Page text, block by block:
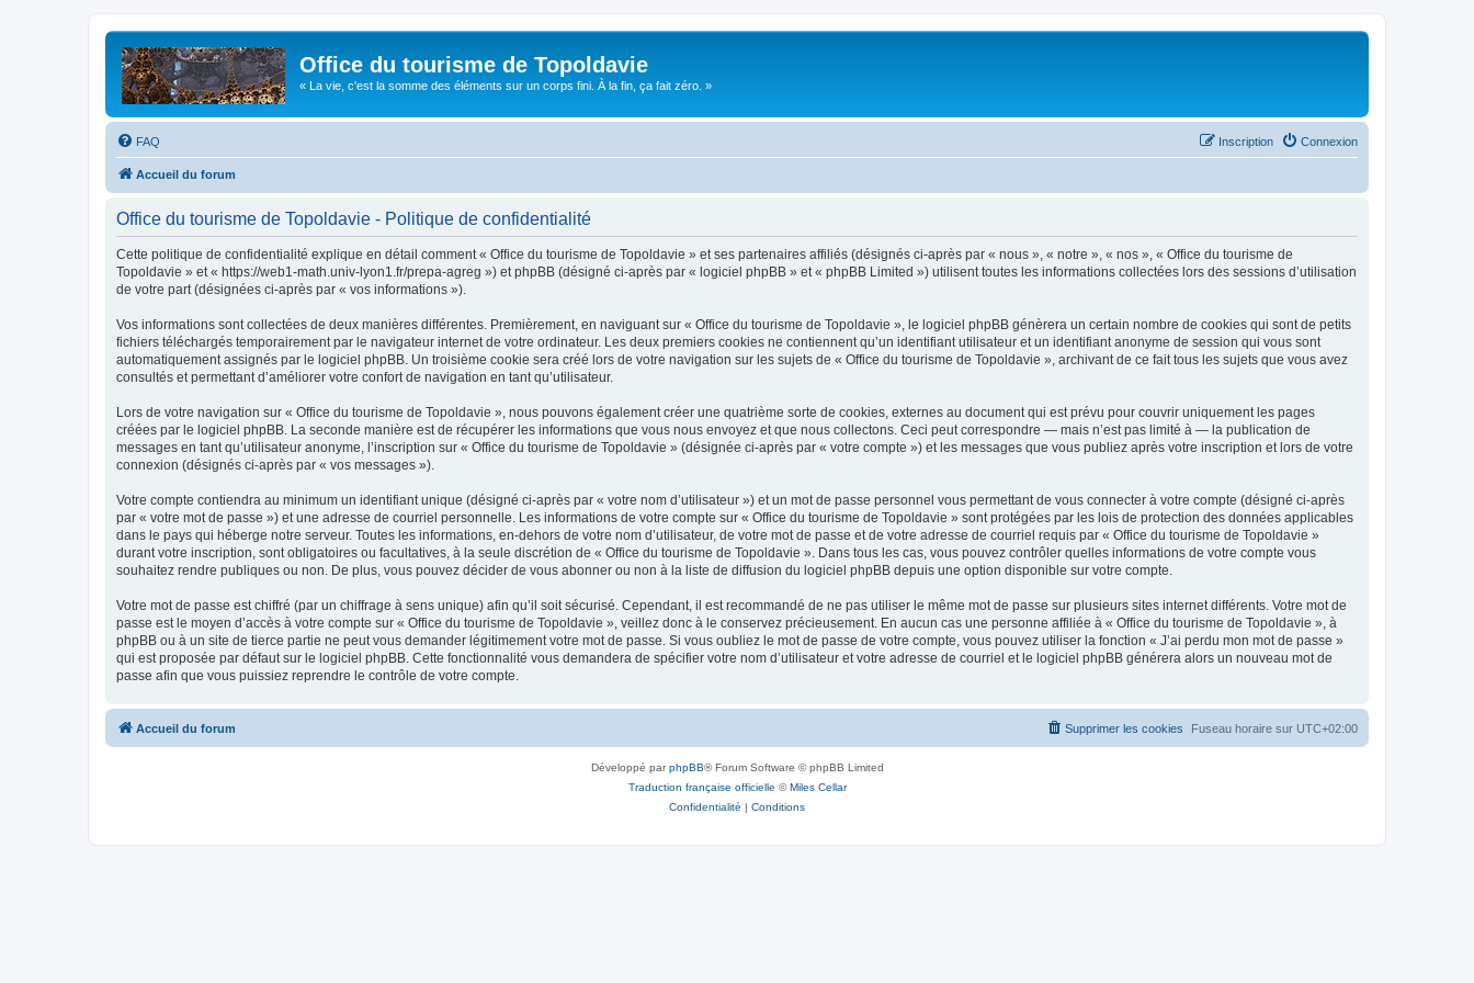
Office du tourisme de Topoldavie
« La vie, c'est la somme des éléments sur un corps fini. À la fin, ça fait zéro. »
FAQ Connexion
Inscription
Accueil du forum
Office du tourisme de Topoldavie - Politique de confidentialité
Cette politique de confidentialité explique en détail comment « Office du tourisme de Topoldavie » et ses partenaires affiliés (désignés ci-après par « nous », « notre », « nos », « Office du tourisme de
Topoldavie » et « https://web1-math.univ-lyon1.fr/prepa-agreg ») et phpBB (désigné ci-après par « logiciel phpBB » et « phpBB Limited ») utilisent toutes les informations collectées lors des sessions d’utilisation
de votre part (désignées ci-après par « vos informations »).
Vos informations sont collectées de deux manières différentes. Premièrement, en naviguant sur « Office du tourisme de Topoldavie », le logiciel phpBB génèrera un certain nombre de cookies qui sont de petits
fichiers téléchargés temporairement par le navigateur internet de votre ordinateur. Les deux premiers cookies ne contiennent qu’un identifiant utilisateur et un identifiant anonyme de session qui vous sont
automatiquement assignés par le logiciel phpBB. Un troisième cookie sera créé lors de votre navigation sur les sujets de « Office du tourisme de Topoldavie », archivant de ce fait tous les sujets que vous avez
consultés et permettant d’améliorer votre confort de navigation en tant qu’utilisateur.
Lors de votre navigation sur « Office du tourisme de Topoldavie », nous pouvons également créer une quatrième sorte de cookies, externes au document qui est prévu pour couvrir uniquement les pages
créées par le logiciel phpBB. La seconde manière est de récupérer les informations que vous nous envoyez et que nous collectons. Ceci peut correspondre — mais n’est pas limité à — la publication de
messages en tant qu’utilisateur anonyme, l’inscription sur « Office du tourisme de Topoldavie » (désignée ci-après par « votre compte ») et les messages que vous publiez après votre inscription et lors de votre
connexion (désignés ci-après par « vos messages »).
Votre compte contiendra au minimum un identifiant unique (désigné ci-après par « votre nom d’utilisateur ») et un mot de passe personnel vous permettant de vous connecter à votre compte (désigné ci-après
par « votre mot de passe ») et une adresse de courriel personnelle. Les informations de votre compte sur « Office du tourisme de Topoldavie » sont protégées par les lois de protection des données applicables
dans le pays qui héberge notre serveur. Toutes les informations, en-dehors de votre nom d’utilisateur, de votre mot de passe et de votre adresse de courriel requis par « Office du tourisme de Topoldavie »
durant votre inscription, sont obligatoires ou facultatives, à la seule discrétion de « Office du tourisme de Topoldavie ». Dans tous les cas, vous pouvez contrôler quelles informations de votre compte vous
souhaitez rendre publiques ou non. De plus, vous pouvez décider de vous abonner ou non à la liste de diffusion du logiciel phpBB depuis une option disponible sur votre compte.
Votre mot de passe est chiffré (par un chiffrage à sens unique) afin qu’il soit sécurisé. Cependant, il est recommandé de ne pas utiliser le même mot de passe sur plusieurs sites internet différents. Votre mot de
passe est le moyen d’accès à votre compte sur « Office du tourisme de Topoldavie », veillez donc à le conservez précieusement. En aucun cas une personne affiliée à « Office du tourisme de Topoldavie », à
phpBB ou à un site de tierce partie ne peut vous demander légitimement votre mot de passe. Si vous oubliez le mot de passe de votre compte, vous pouvez utiliser la fonction « J’ai perdu mon mot de passe »
qui est proposée par défaut sur le logiciel phpBB. Cette fonctionnalité vous demandera de spécifier votre nom d’utilisateur et votre adresse de courriel et le logiciel phpBB générera alors un nouveau mot de
passe afin que vous puissiez reprendre le contrôle de votre compte.
Accueil du forum Fuseau horaire sur UTC+02:00
Supprimer les cookies
Développé parphpBB® Forum Software © phpBB Limited
Traduction française officielle ©Miles Cellar
Confidentialité | Conditions